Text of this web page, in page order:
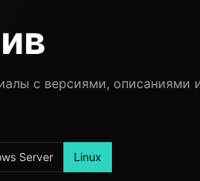
с версиями, описаниями
Server Linux